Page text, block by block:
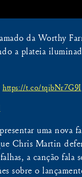
da Worthy
a plateia
https://t.co/tqibNr7G9I
uma
Chris Martin
a canção
sobre o